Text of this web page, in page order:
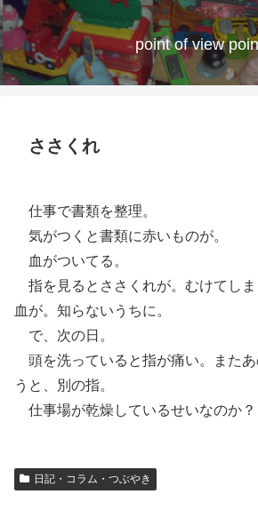
point of view
ささくれ
仕事で書類を整理。
気がつくと書類に赤いものが。
血がついてる。
指を見るとささくれが。むけてし
血が。知らないうちに。
で、次の日。
頭を洗っていると指が痛い。また
うと、別の指。
仕事場が乾燥しているせいなのか？
日記・コラム・つぶやき